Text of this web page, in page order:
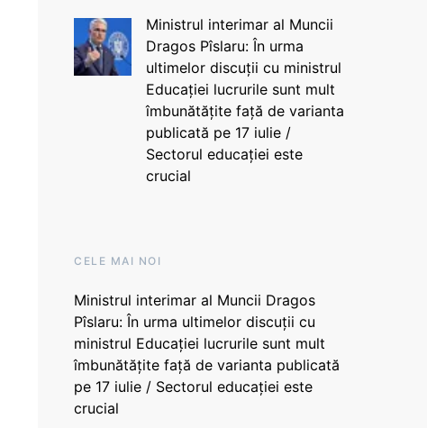
Ministrul interimar al Muncii
Dragos Pîslaru: În urma
ultimelor discuții cu ministrul
Educației lucrurile sunt mult
îmbunătățite față de varianta
publicată pe 17 iulie /
Sectorul educației este
crucial
CELE MAI NOI
Ministrul interimar al Muncii Dragos
Pîslaru: În urma ultimelor discuții cu
ministrul Educației lucrurile sunt mult
îmbunătățite față de varianta publicată
pe 17 iulie / Sectorul educației este
crucial